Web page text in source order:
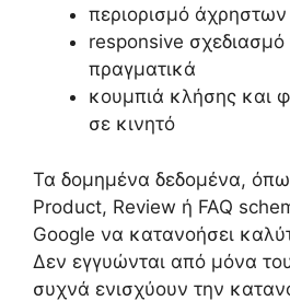
περιορισμό
responsive σχεδιασμό
πραγματικά
κουμπιά κλήσης και
σε κινητό
Τα δομημένα δεδομένα,
Product, Review ή FAQ
Google να κατανοήσει
Δεν εγγυώνται από μόνα
συχνά ενισχύουν την